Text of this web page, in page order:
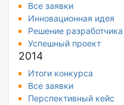
Все заявки
Инновационная идея
Решение разработчика
Успешный проект
2014
Итоги конкурса
Все заявки
Перспективный кейс